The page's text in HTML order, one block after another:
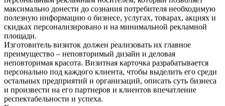
максимально донести до сознания потребителя необходимую
полезную информацию о бизнесе, услугах, товарах, акциях и
скидках персонализировано и на минимальной рекламной
площади.
Изготовитель визиток должен реализовать их главное
преимущество – неповторимый дизайн и деловая
неповторимая красота. Визитная карточка разрабатывается
персонально под каждого клиента, чтобы выделить его среди
остальных предприятий и организаций, описать суть бизнеса
и произвести на его партнеров и клиентов впечатление
респектабельности и успеха.